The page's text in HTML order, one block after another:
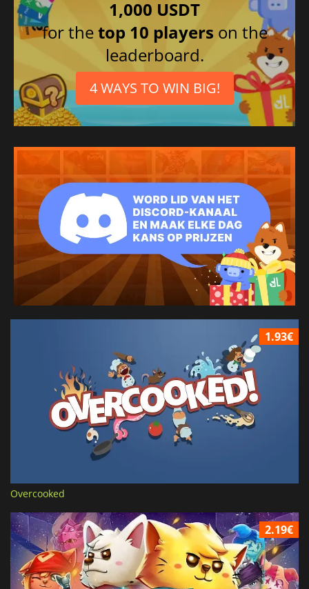
1,000 USDT
for thetop 10 players on the
leaderboard.
4 WAYS TO WIN BIG!
1.93€
Overcooked
2.19€